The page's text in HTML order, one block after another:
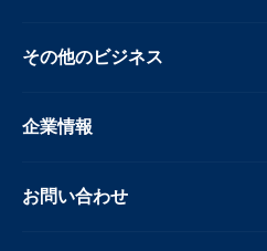
その他のビジネス
企業情報
お問い合わせ